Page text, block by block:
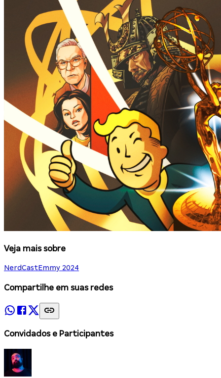
Veja mais sobre
NerdCastEmmy 2024
Compartilhe em suas redes
Convidados e Participantes